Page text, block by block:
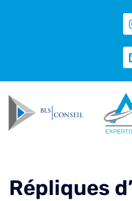
Répliques